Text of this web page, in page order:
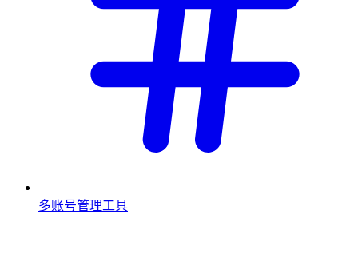
多账号管理工具